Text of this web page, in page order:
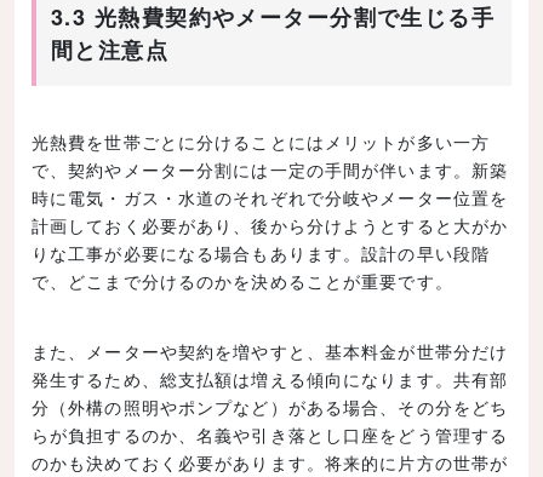
3.3 光熱費契約やメーター分割で生じる手
間と注意点
光熱費を世帯ごとに分けることにはメリットが多い一方
で、契約やメーター分割には一定の手間が伴います。新築
時に電気・ガス・水道のそれぞれで分岐やメーター位置を
計画しておく必要があり、後から分けようとすると大がか
りな工事が必要になる場合もあります。設計の早い段階
で、どこまで分けるのかを決めることが重要です。
また、メーターや契約を増やすと、基本料金が世帯分だけ
発生するため、総支払額は増える傾向になります。共有部
分（外構の照明やポンプなど）がある場合、その分をどち
らが負担するのか、名義や引き落とし口座をどう管理する
のかも決めておく必要があります。将来的に片方の世帯が